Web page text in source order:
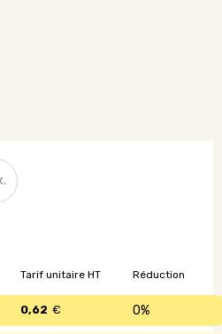
Réduction
Tarif unitaire HT
0%
0,62 €